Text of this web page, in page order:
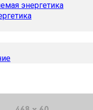
энергетика